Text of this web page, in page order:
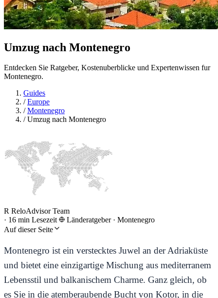
Umzug nach Montenegro
Entdecken Sie Ratgeber, Kostenuberblicke und Expertenwissen fur
Montenegro.
Guides
/Europe
/Montenegro
/Umzug nach Montenegro
R ReloAdvisor Team
· 16 min Lesezeit Länderatgeber · Montenegro
Auf dieser Seite
Montenegro ist ein verstecktes Juwel an der Adriaküste
und bietet eine einzigartige Mischung aus mediterranem
Lebensstil und balkanischem Charme. Ganz gleich, ob
es Sie in die atemberaubende Bucht von Kotor, in die